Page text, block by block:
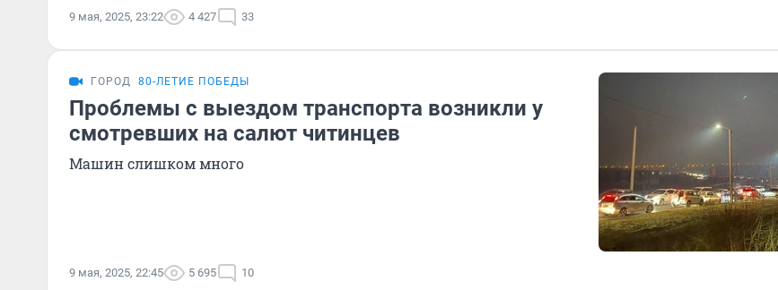
9 мая, 2025, 23:22 4 427 33
ГОРОД 80-ЛЕТИЕ ПОБЕДЫ
Проблемы с выездом транспорта возникли у
смотревших на салют читинцев
Машин слишком много
9 мая, 2025, 22:45 5 695 10